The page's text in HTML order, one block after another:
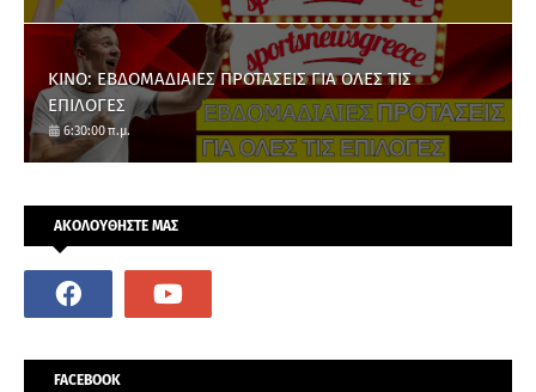
ΚΙΝΟ: ΕΒΔΟΜΑΔΙΑΙΕΣ ΠΡΟΤΑΣΕΙΣ ΓΙΑ ΟΛΕΣ ΤΙΣ
ΕΠΙΛΟΓΕΣ
6:30:00 π.μ.
ΑΚΟΛΟΥΘΗΣΤΕ ΜΑΣ
FACEBOOK